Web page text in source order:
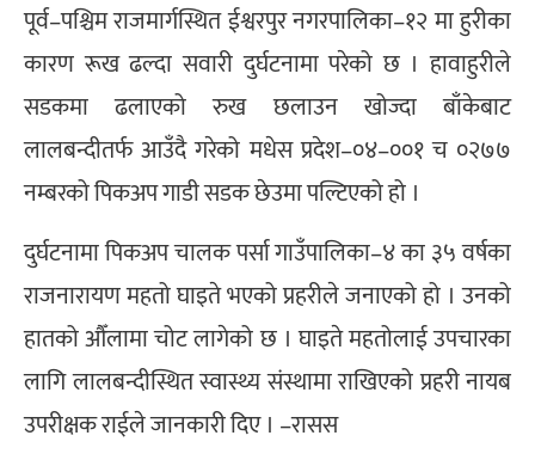
पूर्व–पश्चिम राजमार्गस्थित ईश्वरपुर नगरपालिका–१२ मा हुरीका
कारण रूख ढल्दा सवारी दुर्घटनामा परेको छ । हावाहुरीले
सडकमा ढलाएको रुख छलाउन खोज्दा बाँकेबाट
लालबन्दीतर्फ आउँदै गरेको मधेस प्रदेश–०४–००१ च ०२७७
नम्बरको पिकअप गाडी सडक छेउमा पल्टिएको हो ।
दुर्घटनामा पिकअप चालक पर्सा गाउँपालिका–४ का ३५ वर्षका
राजनारायण महतो घाइते भएको प्रहरीले जनाएको हो । उनको
हातको औँलामा चोट लागेको छ । घाइते महतोलाई उपचारका
लागि लालबन्दीस्थित स्वास्थ्य संस्थामा राखिएको प्रहरी नायब
उपरीक्षक राईले जानकारी दिए । –रासस